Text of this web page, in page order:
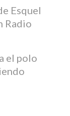
Esquel
Radio
el polo